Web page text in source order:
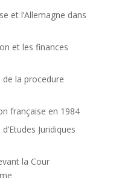
et l’Allemagne dans
et les finances
de la procedure
française en 1984
Juridiques
la Cour